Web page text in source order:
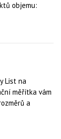
objemu:
List na
měřítka vám
a